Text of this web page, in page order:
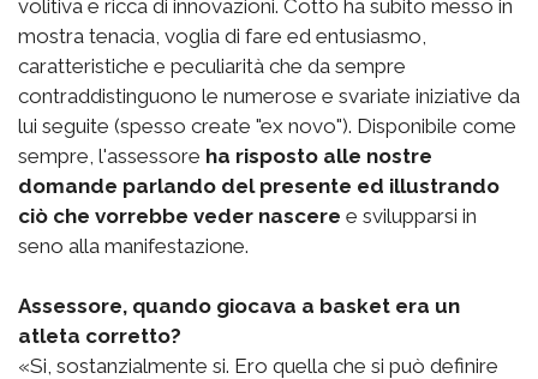
volitiva e ricca di innovazioni. Cotto ha subito messo in
mostra tenacia, voglia di fare ed entusiasmo,
caratteristiche e peculiarità che da sempre
contraddistinguono le numerose e svariate iniziative da
lui seguite (spesso create "ex novo"). Disponibile come
sempre, l'assessore ha risposto alle nostre
domande parlando del presente ed illustrando
ciò che vorrebbe veder nascere e svilupparsi in
seno alla manifestazione.
Assessore, quando giocava a basket era un
atleta corretto?
«Si, sostanzialmente si. Ero quella che si può definire